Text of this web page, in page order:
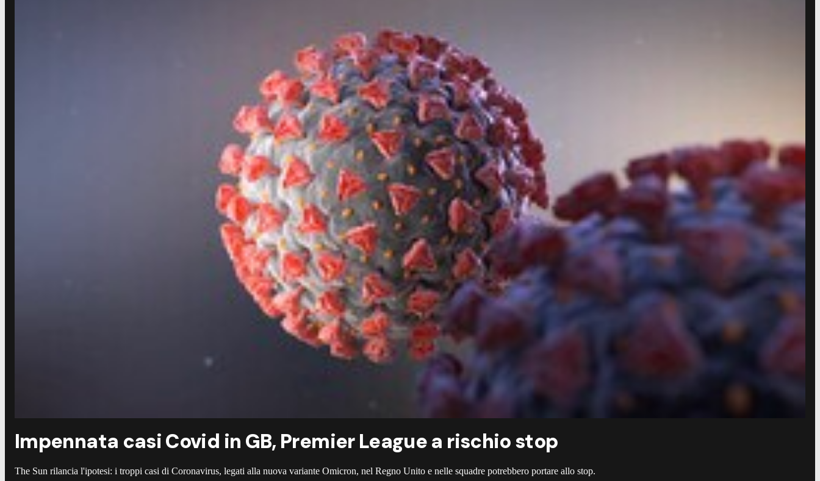
Impennata casi Covid in GB, Premier League a rischio stop
The Sun rilancia l'ipotesi: i troppi casi di Coronavirus, legati alla nuova variante Omicron, nel Regno Unito e nelle squadre potrebbero portare allo stop.